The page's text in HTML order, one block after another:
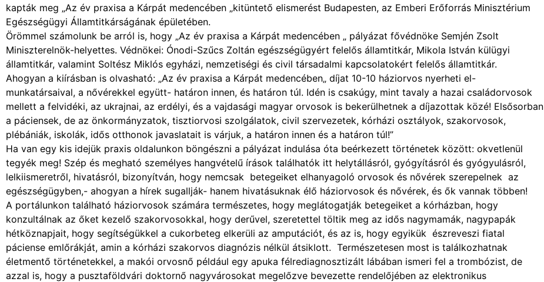
kapták meg „Az év praxisa a Kárpát medencében „kitüntető elismerést Budapesten, az Emberi Erőforrás Minisztérium
Egészségügyi Államtitkárságának épületében.
Örömmel számolunk be arról is, hogy „Az év praxisa a Kárpát medencében „ pályázat fővédnöke Semjén Zsolt
Miniszterelnök-helyettes. Védnökei: Ónodi-Szűcs Zoltán egészségügyért felelős államtitkár, Mikola István külügyi
államtitkár, valamint Soltész Miklós egyházi, nemzetiségi és civil társadalmi kapcsolatokért felelős államtitkár.
Ahogyan a kiírásban is olvasható: „Az év praxisa a Kárpát medencében„ díjat 10-10 háziorvos nyerheti el-
munkatársaival, a nővérekkel együtt- határon innen, és határon túl. Idén is csakúgy, mint tavaly a hazai családorvosok
mellett a felvidéki, az ukrajnai, az erdélyi, és a vajdasági magyar orvosok is bekerülhetnek a díjazottak közé! Elsősorban
a páciensek, de az önkormányzatok, tisztiorvosi szolgálatok, civil szervezetek, kórházi osztályok, szakorvosok,
plébániák, iskolák, idős otthonok javaslatait is várjuk, a határon innen és a határon túl!”
Ha van egy kis idejük praxis oldalunkon böngészni a pályázat indulása óta beérkezett történetek között: okvetlenül
tegyék meg! Szép és megható személyes hangvételű írások találhatók itt helytállásról, gyógyításról és gyógyulásról,
lelkiismeretről, hivatásról, bizonyítván, hogy nemcsak betegeiket elhanyagoló orvosok és nővérek szerepelnek az
egészségügyben,- ahogyan a hírek sugallják- hanem hivatásuknak élő háziorvosok és nővérek, és ők vannak többen!
A portálunkon található háziorvosok számára természetes, hogy meglátogatják betegeiket a kórházban, hogy
konzultálnak az őket kezelő szakorvosokkal, hogy derűvel, szeretettel töltik meg az idős nagymamák, nagypapák
hétköznapjait, hogy segítségükkel a cukorbeteg elkerüli az amputációt, és az is, hogy egyikük észreveszi fiatal
páciense emlőrákját, amin a kórházi szakorvos diagnózis nélkül átsiklott. Természetesen most is találkozhatnak
életmentő történetekkel, a makói orvosnő például egy apuka félrediagnosztizált lábában ismeri fel a trombózist, de
azzal is, hogy a pusztaföldvári doktornő nagyvárosokat megelőzve bevezette rendelőjében az elektronikus